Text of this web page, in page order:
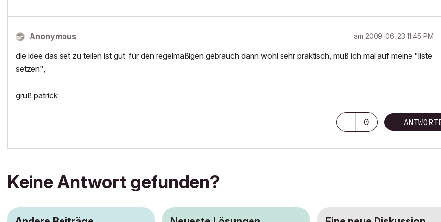
Anonymous am ‎2009-06-23 11:45 PM
die idee das set zu teilen ist gut, für den regelmäßigen gebrauch dann wohl sehr praktisch, muß ich mal auf meine "liste
setzen",
gruß patrick
0
Keine Antwort gefunden?